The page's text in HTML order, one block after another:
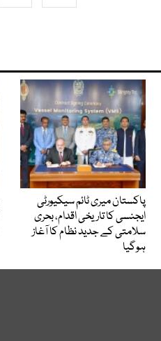
پاکستان میری ٹائم سیکیورٹی
ایجنسی کا تاریخی اقدام، بحری
سلامتی کے جدید نظام کا آغاز
ہوگیا